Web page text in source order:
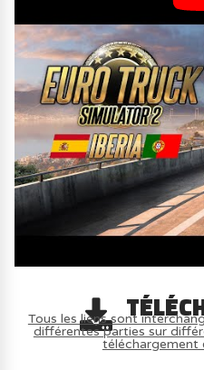
Tous les liens sont
différentes parties sur
téléchargement